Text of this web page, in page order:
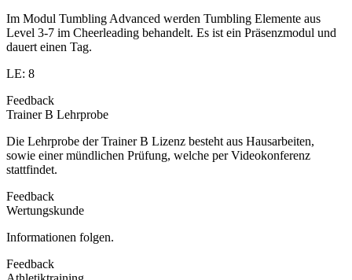
Im Modul Tumbling Advanced werden Tumbling Elemente aus
Level 3-7 im Cheerleading behandelt. Es ist ein Präsenzmodul und
dauert einen Tag.
LE: 8
Feedback
Trainer B Lehrprobe
Die Lehrprobe der Trainer B Lizenz besteht aus Hausarbeiten,
sowie einer mündlichen Prüfung, welche per Videokonferenz
stattfindet.
Feedback
Wertungskunde
Informationen folgen.
Feedback